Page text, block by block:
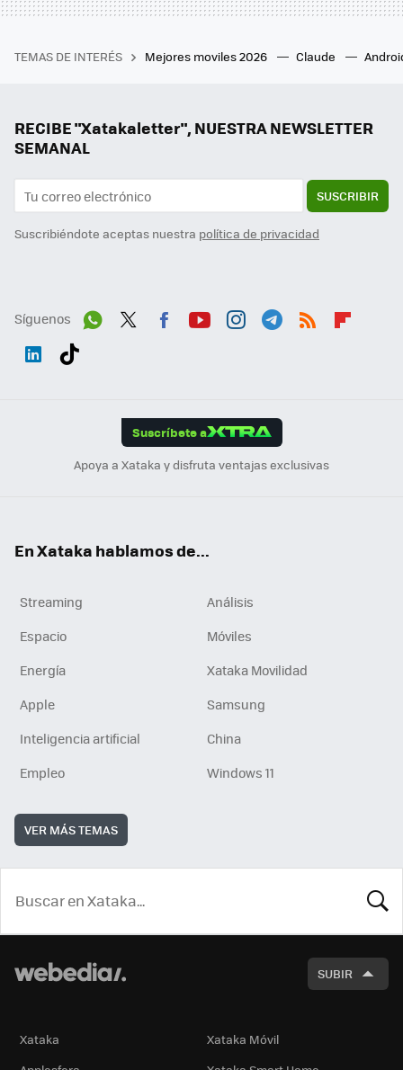
TEMAS DE INTERÉS Mejores moviles 2026 Claude
RECIBE "Xatakaletter", NUESTRA NEWSLETTER
SEMANAL
SUSCRIBIR
Suscribiéndote aceptas nuestra política de privacidad
Síguenos
Suscríbete a
Apoya a Xataka y disfruta ventajas exclusivas
En Xataka hablamos de...
Streaming
Análisis
Espacio
Móviles
Energía
Xataka Movilidad
Apple
Samsung
Inteligencia artificial
China
Empleo
Windows 11
VER MÁS TEMAS
SUBIR
Xataka
Xataka Móvil